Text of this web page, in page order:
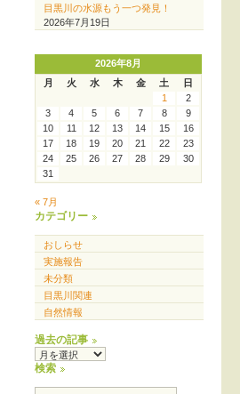
目黒川の水源もう一つ発見！
2026年7月19日
2026年8月
月
火 水 木 金 土
日
1
2
3
4 5 6 7 8
9
10
11 12 13 14 15
16
17
18 19 20 21 22
23
24
25 26 27 28 29
30
31
« 7月
カテゴリー
おしらせ
実施報告
未分類
目黒川関連
自然情報
過去の記事
過
去
検索